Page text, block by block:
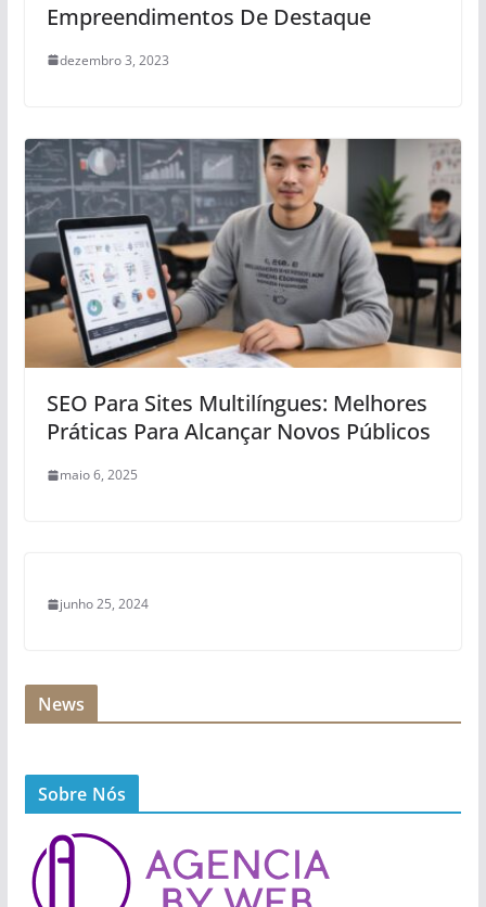
Empreendimentos De Destaque
dezembro 3, 2023
SEO Para Sites Multilíngues: Melhores
Práticas Para Alcançar Novos Públicos
maio 6, 2025
junho 25, 2024
News
Sobre Nós